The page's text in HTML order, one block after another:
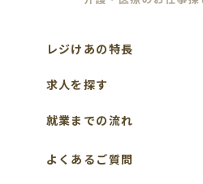
レジけあの特長
求人を探す
就業までの流れ
よくあるご質問